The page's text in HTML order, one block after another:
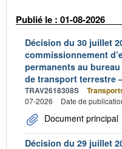
Publié le : 01-08-2026
Décision du 30 juillet
commissionnement
permanents au
de transport terrestre
TRAV2618308S
07-2026
Date de
Document principal
Décision du 29 juillet